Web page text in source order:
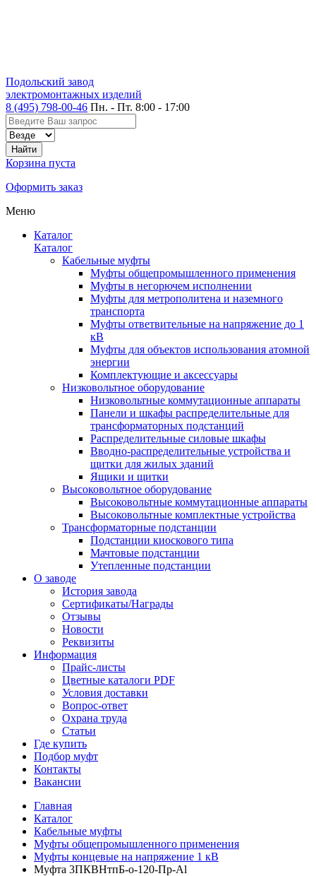
Подольский завод
электромонтажных изделий
8 (495) 798-00-46 Пн. - Пт. 8:00 - 17:00
Корзина пуста
Оформить заказ
Меню
Каталог
Каталог
Кабельные муфты
Муфты общепромышленного применения
Муфты в негорючем исполнении
Муфты для метрополитена и наземного
транспорта
Муфты ответвительные на напряжение до 1
кВ
Муфты для объектов использования атомной
энергии
Комплектующие и аксессуары
Низковольтное оборудование
Низковольтные коммутационные аппараты
Панели и шкафы распределительные для
трансформаторных подстанций
Распределительные силовые шкафы
Вводно-распределительные устройства и
щитки для жилых зданий
Ящики и щитки
Высоковольтное оборудование
Высоковольтные коммутационные аппараты
Высоковольтные комплектные устройства
Трансформаторные подстанции
Подстанции киоскового типа
Мачтовые подстанции
Утепленные подстанции
О заводе
История завода
Сертификаты/Награды
Отзывы
Новости
Реквизиты
Информация
Прайс-листы
Цветные каталоги PDF
Условия доставки
Вопрос-ответ
Охрана труда
Статьи
Где купить
Подбор муфт
Контакты
Вакансии
Главная
Каталог
Кабельные муфты
Муфты общепромышленного применения
Муфты концевые на напряжение 1 кВ
Муфта 3ПКВНтпБ-о-120-Пр-Al